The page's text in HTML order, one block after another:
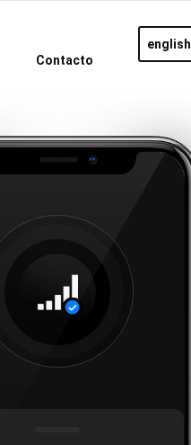
Contacto
english